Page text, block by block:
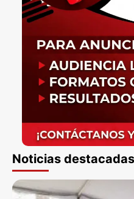
Noticias destacadas